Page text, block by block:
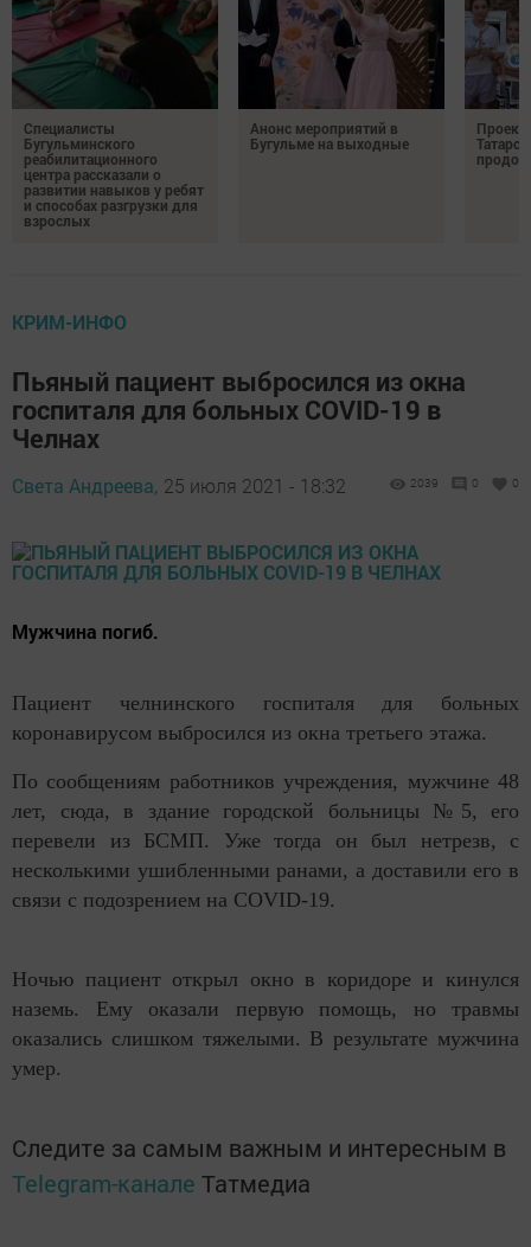
Специалисты
Бугульминского
реабилитационного
центра рассказали о
развитии навыков у ребят
и способах разгрузки для
взрослых
Анонс мероприятий в
Бугульме на выходные
Проект
КРИМ-ИНФО
Пьяный пациент выбросился из окна
госпиталя для больных COVID-19 в
Челнах
Света Андреева, 25 июля 2021 - 18:32 2039 0 0
Мужчина погиб.
Пациент челнинского госпиталя для больных
коронавирусом выбросился из окна третьего этажа.
По сообщениям работников учреждения, мужчине 48
лет, сюда, в здание городской больницы №5, его
перевели из БСМП. Уже тогда он был нетрезв, с
несколькими ушибленными ранами, а доставили его в
связи с подозрением на COVID-19.
Ночью пациент открыл окно в коридоре и кинулся
наземь. Ему оказали первую помощь, но травмы
оказались слишком тяжелыми. В результате мужчина
умер.
Следите за самым важным и интересным в
Telegram-канале Татмедиа